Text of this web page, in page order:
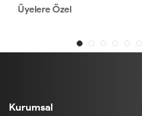
Üyelere Özel
Kurumsal